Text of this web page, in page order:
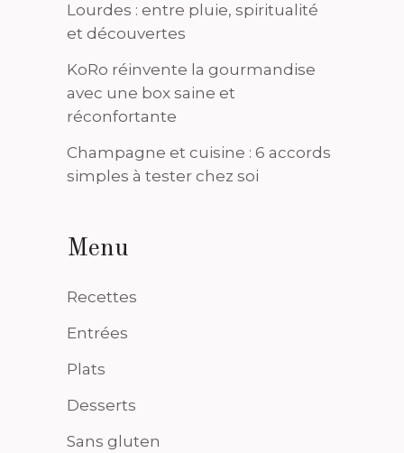
Lourdes : entre pluie, spiritualité
et découvertes
KoRo réinvente la gourmandise
avec une box saine et
réconfortante
Champagne et cuisine : 6 accords
simples à tester chez soi
Menu
Recettes
Entrées
Plats
Desserts
Sans gluten